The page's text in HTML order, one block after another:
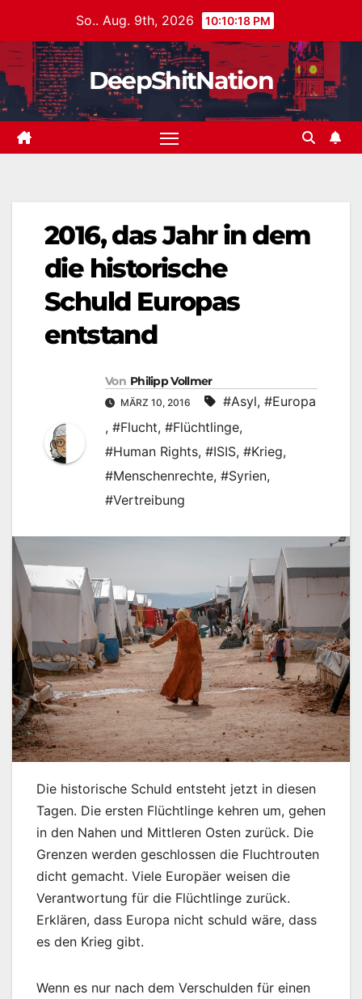
springen
So.. Aug. 9th, 2026 10:10:18 PM
DeepShitNation
2016, das Jahr in dem
die historische
Schuld Europas
entstand
Von Philipp Vollmer
MÄRZ 10, 2016 #Asyl, #Europa
, #Flucht, #Flüchtlinge,
#Human Rights, #ISIS, #Krieg,
#Menschenrechte, #Syrien,
#Vertreibung
Die historische Schuld entsteht jetzt in diesen
Tagen. Die ersten Flüchtlinge kehren um, gehen
in den Nahen und Mittleren Osten zurück. Die
Grenzen werden geschlossen die Fluchtrouten
dicht gemacht. Viele Europäer weisen die
Verantwortung für die Flüchtlinge zurück.
Erklären, dass Europa nicht schuld wäre, dass
es den Krieg gibt.
Wenn es nur nach dem Verschulden für einen